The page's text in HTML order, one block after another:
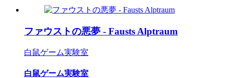
ファウストの悪夢 - Fausts Alptraum
白鼠ゲーム実験室
白鼠ゲーム実験室